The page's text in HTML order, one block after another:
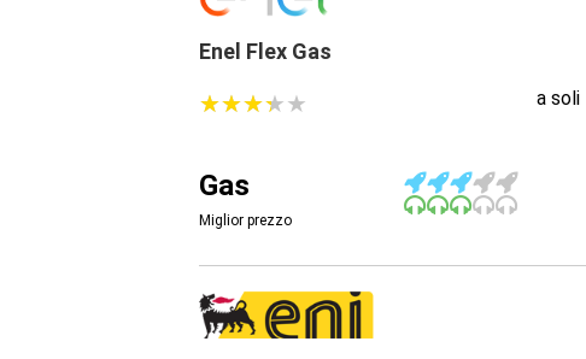
Enel Flex Gas
★★★★★
★★★★★ a soli
Gas
Miglior prezzo